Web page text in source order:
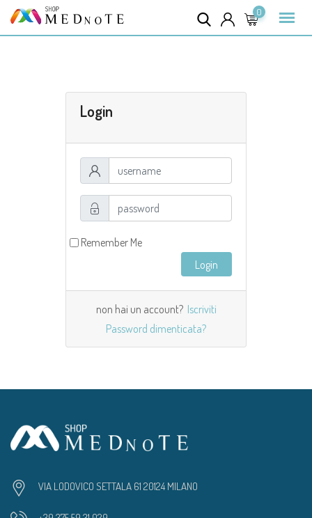
0
Login
Remember Me
non hai un account? Iscriviti
Password dimenticata?
VIA LODOVICO SETTALA 61 20124 MILANO